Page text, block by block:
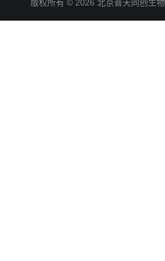
版权所有 © 2026 北京普天同创